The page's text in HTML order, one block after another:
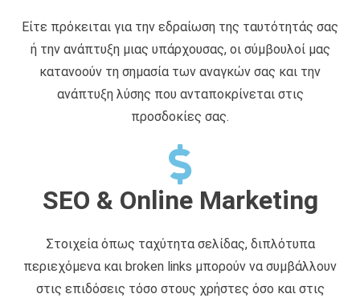
Είτε πρόκειται για την εδραίωση της ταυτότητάς σας
ή την ανάπτυξη μιας υπάρχουσας, οι σύμβουλοί μας
κατανοούν τη σημασία των αναγκών σας και την
ανάπτυξη λύσης που ανταποκρίνεται στις
προσδοκίες σας.
SEO & Online Marketing
Στοιχεία όπως ταχύτητα σελίδας, διπλότυπα
περιεχόμενα και broken links μπορούν να συμβάλλουν
στις επιδόσεις τόσο στους χρήστες όσο και στις